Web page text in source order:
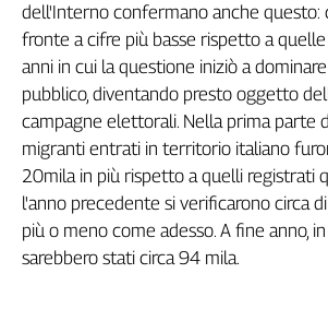
dell'Interno confermano anche questo:
fronte a cifre più basse rispetto a
anni in cui la questione iniziò a
pubblico, diventando presto oggetto
campagne elettorali. Nella prima parte
migranti entrati in territorio italiano
20mila in più rispetto a quelli registrati
l'anno precedente si verificarono circa
più o meno come adesso. A fine anno,
sarebbero stati circa 94 mila.